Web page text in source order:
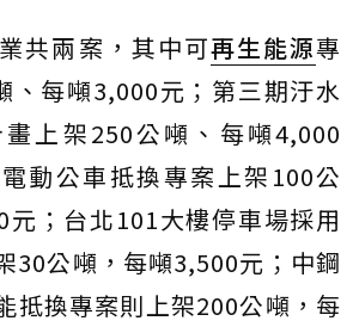
共兩案，其中可再生能源專
、每噸3,000元；第三期汙水
上架250公噸、每噸4,000
動公車抵換專案上架100公
元；台北101大樓停車場採用
30公噸，每噸3,500元；中鋼
抵換專案則上架200公噸，每